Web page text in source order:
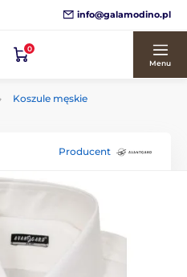
info@galamodino.pl
0
Menu
Koszule męskie
Producent